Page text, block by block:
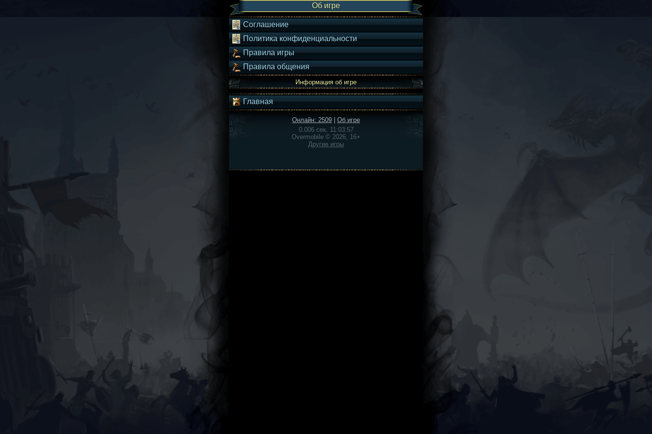
Об игре
Соглашение
Политика конфиденциальности
Правила игры
Правила общения
Информация об игре
Главная
Онлайн: 2509
Об игре
0.006 сек, 11:03:57
Overmobile © 2026, 16+
Другие игры